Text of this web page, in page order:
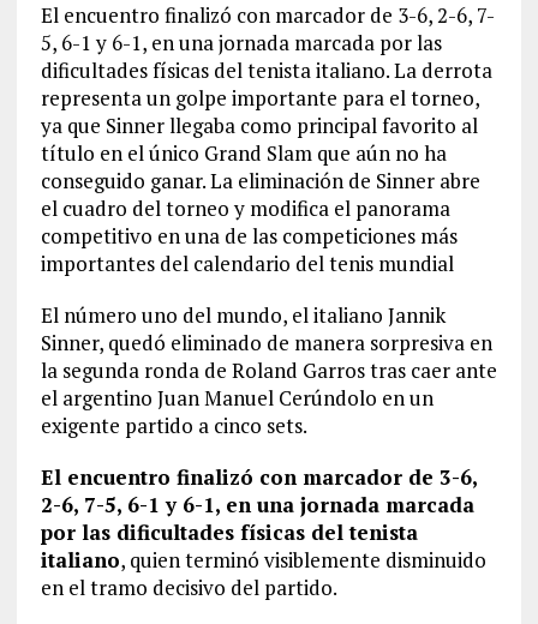
El encuentro finalizó con marcador de 3-6, 2-6, 7-
5, 6-1 y 6-1, en una jornada marcada por las
dificultades físicas del tenista italiano. La derrota
representa un golpe importante para el torneo,
ya que Sinner llegaba como principal favorito al
título en el único Grand Slam que aún no ha
conseguido ganar. La eliminación de Sinner abre
el cuadro del torneo y modifica el panorama
competitivo en una de las competiciones más
importantes del calendario del tenis mundial
El número uno del mundo, el italiano Jannik
Sinner, quedó eliminado de manera sorpresiva en
la segunda ronda de Roland Garros tras caer ante
el argentino Juan Manuel Cerúndolo en un
exigente partido a cinco sets.
El encuentro finalizó con marcador de 3-6,
2-6, 7-5, 6-1 y 6-1, en una jornada marcada
por las dificultades físicas del tenista
italiano, quien terminó visiblemente disminuido
en el tramo decisivo del partido.